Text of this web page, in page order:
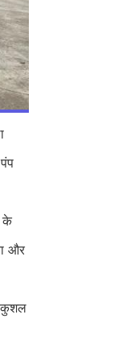
के
और
कुशल